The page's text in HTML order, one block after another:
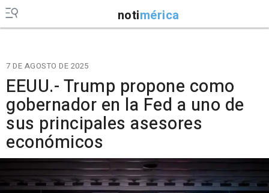
notimérica
7 DE AGOSTO DE 2025
EEUU.- Trump propone como
gobernador en la Fed a uno de
sus principales asesores
económicos